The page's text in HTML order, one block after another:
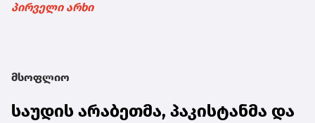
პირველი არხი
მსოფლიო
საუდის არაბეთმა, პაკისტანმა და